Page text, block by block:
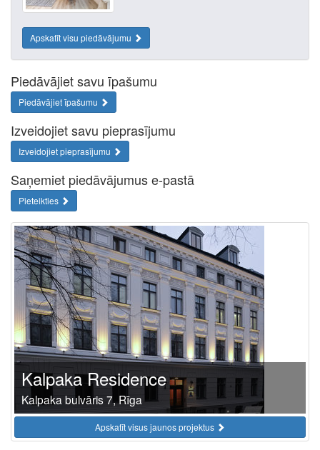
Apskatīt visu piedāvājumu
Piedāvājiet savu īpašumu
Piedāvājiet īpašumu
Izveidojiet savu pieprasījumu
Izveidojiet pieprasījumu
Saņemiet piedāvājumus e-pastā
Pieteikties
Kalpaka Residence
Kalpaka bulvāris 7, Rīga
Apskatīt visus jaunos projektus